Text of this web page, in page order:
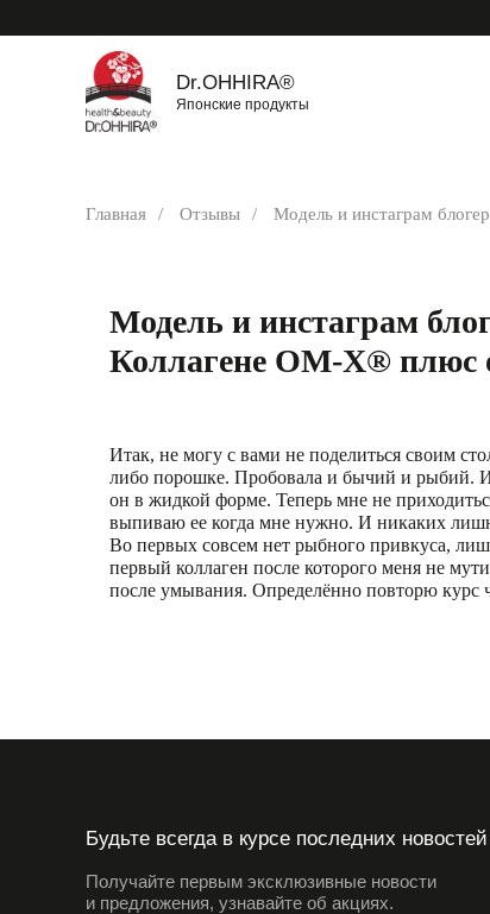
Dr.OHHIRA®
Японские продукты
Главная / Отзывы / Модель и инстаграм
Модель и инстаграм
Коллагене ОМ-Х® плюс
Итак, не могу с вами не поделиться своим
либо порошке. Пробовала и бычий и рыбий.
он в жидкой форме. Теперь мне не
выпиваю ее когда мне нужно. И никаких
Во первых совсем нет рыбного привкуса,
первый коллаген после которого меня не
после умывания. Определённо повторю курс
Будьте всегда в курсе последних новостей
Получайте первым эксклюзивные новости
и предложения, узнавайте об акциях.